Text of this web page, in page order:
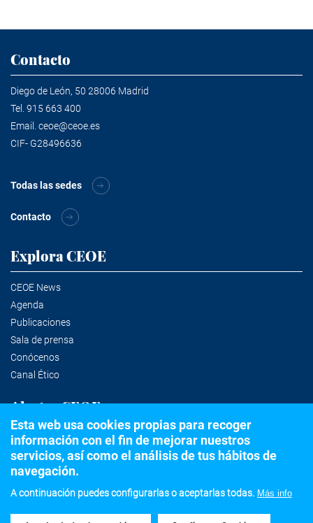
Contacto
Diego de León, 50 28006 Madrid
Tel. 915 663 400
Email. ceoe@ceoe.es
CIF- G28496636
Todas las sedes
Contacto
Explora CEOE
CEOE News
Agenda
Publicaciones
Sala de prensa
Conócenos
Canal Ético
Alertas CEOE
Suscríbete a la newsletter
©2020 Confederación Española de Organizaciones Empresariales
Esta web usa cookies propias para recoger
información con el fin de mejorar nuestros
servicios, así como el análisis de tus hábitos de
navegación.
A continuación puedes configurarlas o aceptarlas todas. Más info